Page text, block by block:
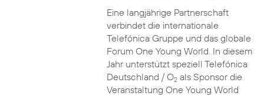
Eine langjährige Partnerschaft
verbindet die internationale
Telefónica Gruppe und das globale
Forum One Young World. In diesem
Jahr unterstützt speziell Telefónica
Deutschland / O2als Sponsor die
Veranstaltung One Young World